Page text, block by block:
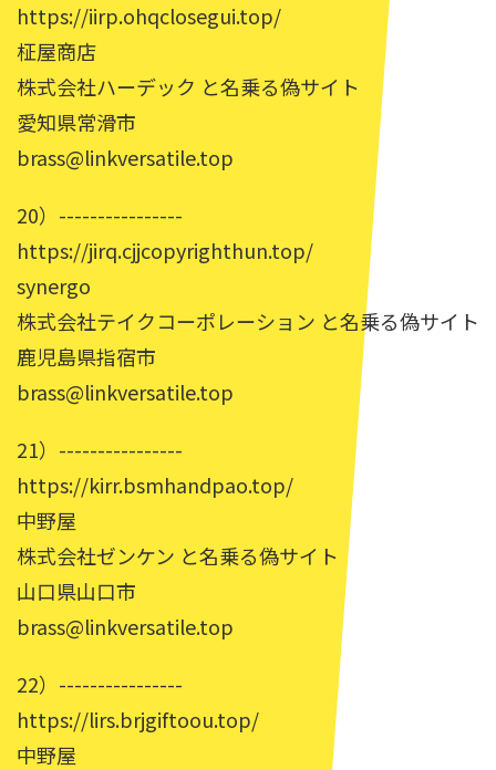
https://iirp.ohqclosegui.top/
柾屋商店
株式会社ハーデック と名乗る偽サイト
愛知県常滑市
brass@linkversatile.top
20）----------------
https://jirq.cjjcopyrighthun.top/
synergo
株式会社テイクコーポレーション と名乗る偽サイト
鹿児島県指宿市
brass@linkversatile.top
21）----------------
https://kirr.bsmhandpao.top/
中野屋
株式会社ゼンケン と名乗る偽サイト
山口県山口市
brass@linkversatile.top
22）----------------
https://lirs.brjgiftoou.top/
中野屋